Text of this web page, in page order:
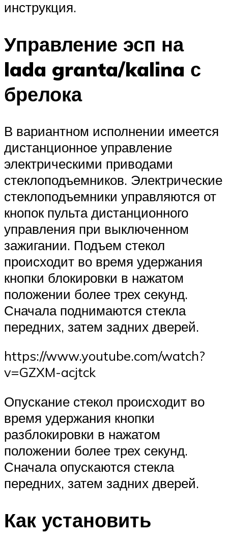
инструкция.
Управление эсп на
lada granta/kalina с
брелока
В вариантном исполнении имеется
дистанционное управление
электрическими приводами
стеклоподъемников. Электрические
стеклоподъемники управляются от
кнопок пульта дистанционного
управления при выключенном
зажигании. Подъем стекол
происходит во время удержания
кнопки блокировки в нажатом
положении более трех секунд.
Сначала поднимаются стекла
передних, затем задних дверей.
https://www.youtube.com/watch?
v=GZXM-acjtck
Опускание стекол происходит во
время удержания кнопки
разблокировки в нажатом
положении более трех секунд.
Сначала опускаются стекла
передних, затем задних дверей.
Как установить